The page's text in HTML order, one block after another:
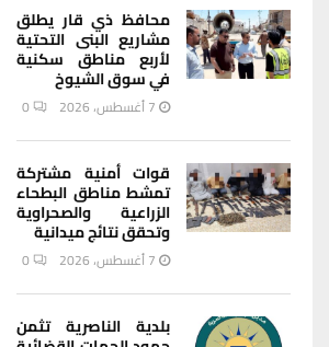
محافظ ذي قار يطلق
مشاريع البنى التحتية
لأربع مناطق سكنية
في سوق الشيوخ
7 أغسطس، 2026 0
قوات أمنية مشتركة
تمشط مناطق البطحاء
الزراعية والصحراوية
وتحقق نتائج ميدانية
7 أغسطس، 2026 0
بلدية الناصرية تثمن